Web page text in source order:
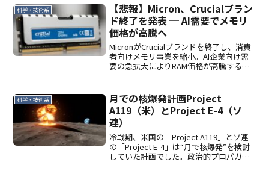
科学・技術系
【悲報】Micron、Crucialブラン
ド終了を発表 ─ AI需要でメモリ
価格が高騰へ
MicronがCrucialブランドを終了し、消費
者向けメモリ事業を縮小。AI企業向け需
要の急拡大によりRAM価格が高騰する背
科学・技術系
月での核爆発計画――Project
A119（米）とProject E-4（ソ
連）
冷戦期、米国の「Project A119」とソ連
の「Project E-4」は“月で核爆発”を検討
していた計画でした。政治的プロパガン